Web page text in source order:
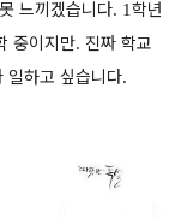
느끼겠습니다. 1학년
중이지만. 진짜 학교
일하고 싶습니다.